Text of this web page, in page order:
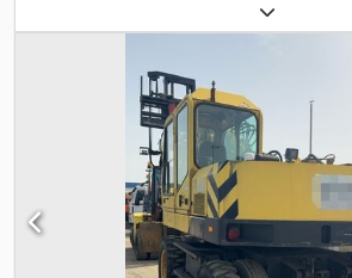
, Fjädring:
Bakaxel 2: Styrbar Bakaxel 3: Styrbar
Tekniskt skick: Mycket gott Optiskt skick:
Dkedpfxsvvwzrs Acasr Pris: På förfrågan
Middelman för mer information.